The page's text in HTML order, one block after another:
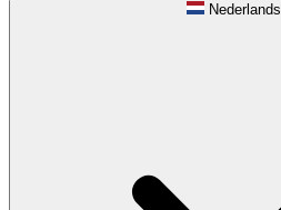
Nederlands